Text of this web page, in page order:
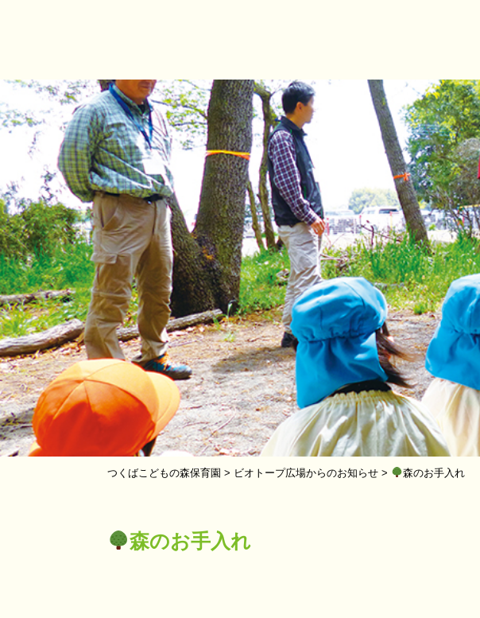
つくばこどもの森保育園 > ビオトープ広場からのお知らせ > 森のお手入れ
森のお手入れ